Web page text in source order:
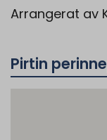
Arrangerat av
Pirtin